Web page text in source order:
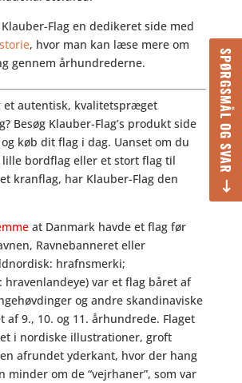
SPØRGSMÅL OG SVAR
Flag en dedikeret side med
, hvor man kan læse mere om
gennem århundrederne.
et autentisk, kvalitetspræget
Besøg Klauber-Flag’s produkt side
køb dit flag i dag. Uanset om du
bordflag eller et stort flag til
kranflag, har Klauber-Flag den
at Danmark havde et flag før
Ravnebanneret eller
hrafnsmerki;
hravenlandeye) var et flag båret af
og andre skandinaviske
af 9., 10. og 11. århundrede. Flaget
i nordiske illustrationer, groft
afrundet yderkant, hvor der hang
minder om de “vejrhaner”, som var